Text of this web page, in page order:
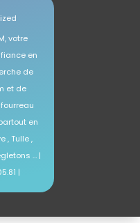
votre
en
de
et de
en
, Tulle ,
… |
|